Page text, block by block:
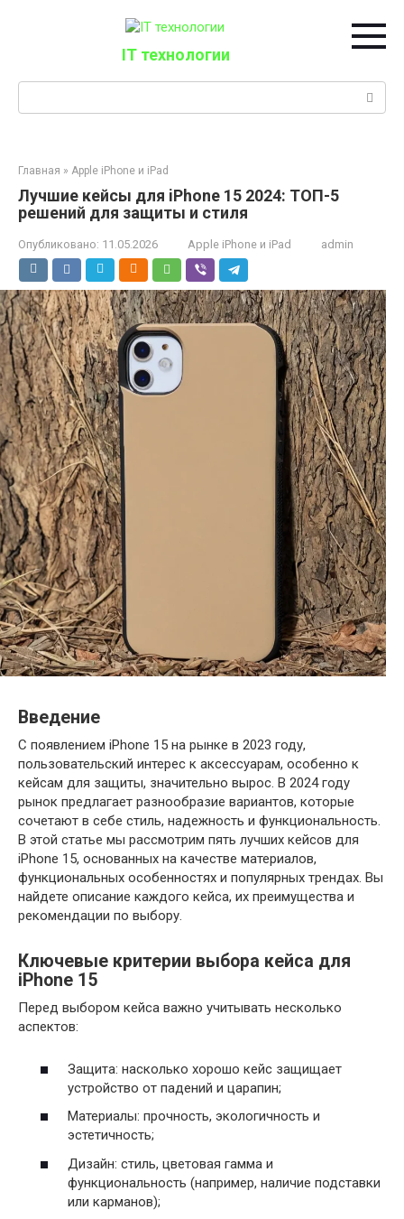
IT технологии
Главная » Apple iPhone и iPad
Лучшие кейсы для iPhone 15 2024: ТОП-5
решений для защиты и стиля
Опубликовано: 11.05.2026 Apple iPhone и iPad admin
Введение
С появлением iPhone 15 на рынке в 2023 году,
пользовательский интерес к аксессуарам, особенно к
кейсам для защиты, значительно вырос. В 2024 году
рынок предлагает разнообразие вариантов, которые
сочетают в себе стиль, надежность и функциональность.
В этой статье мы рассмотрим пять лучших кейсов для
iPhone 15, основанных на качестве материалов,
функциональных особенностях и популярных трендах. Вы
найдете описание каждого кейса, их преимущества и
рекомендации по выбору.
Ключевые критерии выбора кейса для
iPhone 15
Перед выбором кейса важно учитывать несколько
аспектов:
Защита: насколько хорошо кейс защищает
устройство от падений и царапин;
Материалы: прочность, экологичность и
эстетичность;
Дизайн: стиль, цветовая гамма и
функциональность (например, наличие подставки
или карманов);